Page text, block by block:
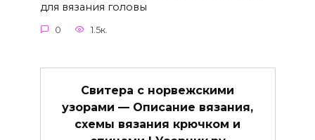
для вязания головы
0 1.5к.
Свитера с норвежскими
узорами — Описание вязания,
схемы вязания крючком и